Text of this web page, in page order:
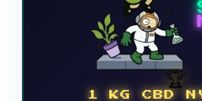
🏆
1 KG CBD